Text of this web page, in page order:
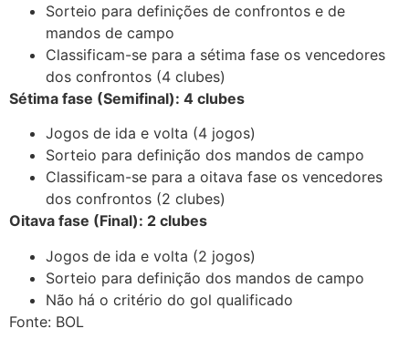
Sorteio para definições de confrontos e de
mandos de campo
Classificam-se para a sétima fase os vencedores
dos confrontos (4 clubes)
Sétima fase (Semifinal): 4 clubes
Jogos de ida e volta (4 jogos)
Sorteio para definição dos mandos de campo
Classificam-se para a oitava fase os vencedores
dos confrontos (2 clubes)
Oitava fase (Final): 2 clubes
Jogos de ida e volta (2 jogos)
Sorteio para definição dos mandos de campo
Não há o critério do gol qualificado
Fonte: BOL